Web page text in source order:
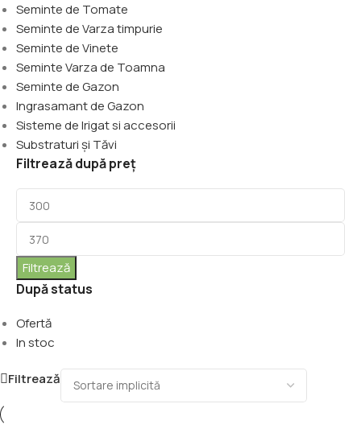
Seminte de Tomate
Seminte de Varza timpurie
Seminte de Vinete
Seminte Varza de Toamna
Seminte de Gazon
Ingrasamant de Gazon
Sisteme de Irigat si accesorii
Substraturi și Tăvi
Filtrează după preț
Filtrează
După status
Ofertă
In stoc
Filtrează